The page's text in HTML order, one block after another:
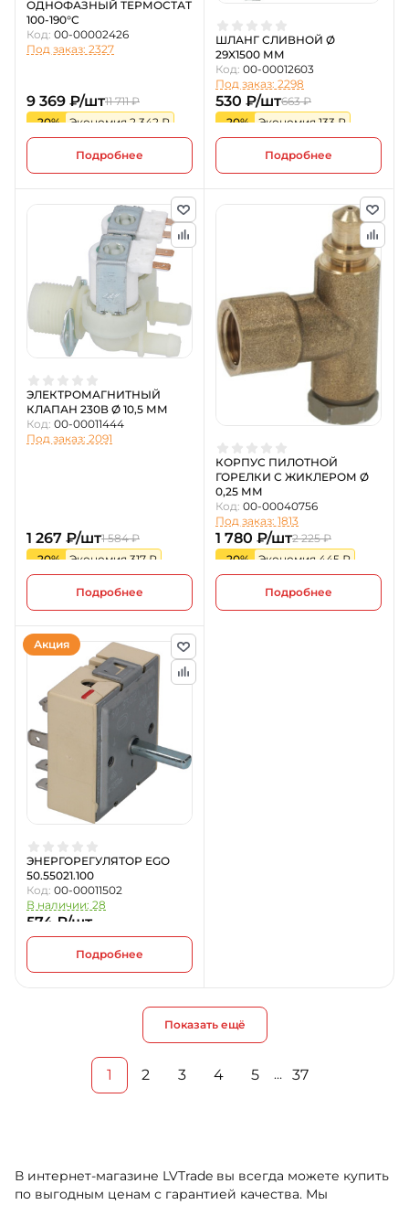
ОДНОФАЗНЫЙ ТЕРМОСТАТ
100-190°C
Код: 00-00002426
Под заказ: 2327
9 369 ₽/шт11 711 ₽
-20%
Экономия 2 342 ₽
Подробнее
ШЛАНГ СЛИВНОЙ Ø
29X1500 ММ
Код: 00-00012603
Под заказ: 2298
530 ₽/шт663 ₽
-20%
Экономия 133 ₽
Подробнее
ЭЛЕКТРОМАГНИТНЫЙ
КЛАПАН 230В Ø 10,5 ММ
Код: 00-00011444
Под заказ: 2091
1 267 ₽/шт1 584 ₽
-20%
Экономия 317 ₽
Подробнее
КОРПУС ПИЛОТНОЙ
ГОРЕЛКИ С ЖИКЛЕРОМ Ø
0,25 ММ
Код: 00-00040756
Под заказ: 1813
1 780 ₽/шт2 225 ₽
-20%
Экономия 445 ₽
Подробнее
ЭНЕРГОРЕГУЛЯТОР EGO
50.55021.100
Код: 00-00011502
В наличии: 28
574 ₽/шт
Подробнее
Акция
Показать ещё
1 2 3 4 5 … 37
В интернет-магазине LVTrade вы всегда можете купить
по выгодным ценам с гарантией качества. Мы